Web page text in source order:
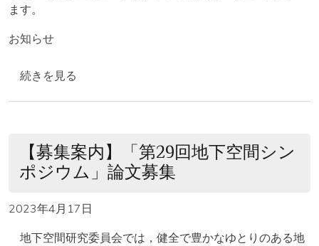
ます。
お知らせ
【募集案内】地下空間研究委員会4小委員会の委員募集 の
続きを見る
【募集案内】「第29回地下空間シン
ポジウム」論文募集
2023年4月17日
地下空間研究委員会では，健全で豊かなゆとりのある地